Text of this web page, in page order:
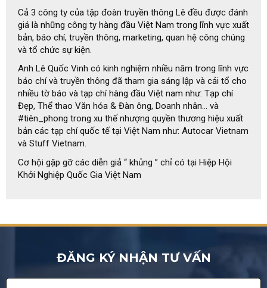
Cả 3 công ty của tập đoàn truyền thông Lê đều được đánh
giá là những công ty hàng đầu Việt Nam trong lĩnh vực xuất
bản, báo chí, truyền thông, marketing, quan hệ công chúng
và tổ chức sự kiện.
Anh Lê Quốc Vinh có kinh nghiệm nhiều năm trong lĩnh vực
báo chí và truyền thông đã tham gia sáng lập và cải tổ cho
nhiều tờ báo và tạp chí hàng đầu Việt nam như: Tạp chí
Đẹp, Thể thao Văn hóa & Đàn ông, Doanh nhân... và
#tiên_phong trong xu thế nhượng quyền thương hiệu xuất
bản các tạp chí quốc tế tại Việt Nam như: Autocar Vietnam
và Stuff Vietnam.
Cơ hội gặp gỡ các diễn giả “ khủng ” chỉ có tại Hiệp Hội
Khởi Nghiệp Quốc Gia Việt Nam
ĐĂNG KÝ NHẬN TƯ VẤN